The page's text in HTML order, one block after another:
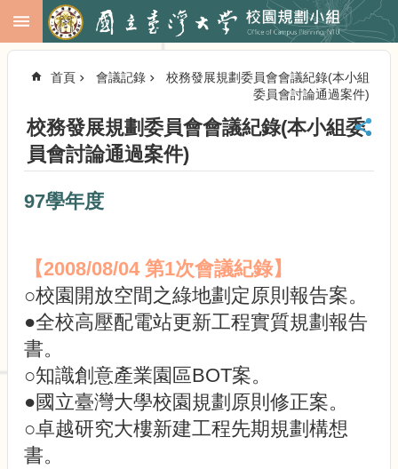
跳到主要內容區塊
回
首
頁
大
校
務
會
議
校
務
發
展
規
劃
委
首頁 會議記錄
校務發展規劃委員會會議紀錄(本小組
委員會討論通過案件)
校務發展規劃委員會會議紀錄(本小組委
員會討論通過案件)
97學年度
【2008/08/04 第1次會議紀錄】
○校園開放空間之綠地劃定原則報告案。
●全校高壓配電站更新工程實質規劃報告
書。
○知識創意產業園區BOT案。
●國立臺灣大學校園規劃原則修正案。
○卓越研究大樓新建工程先期規劃構想
書。